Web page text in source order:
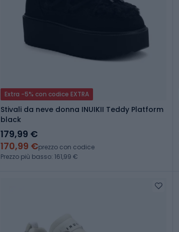
Extra -5% con codice EXTRA
Stivali da neve donna INUIKII Teddy Platform
black
179,99 €
170,99 €prezzo con codice
Prezzo più basso: 161,99 €